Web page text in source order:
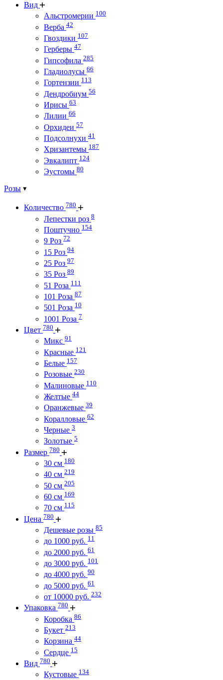
Вид
Альстромерии 100
Верба 42
Гвоздики 107
Герберы 47
Гипсофила 285
Гладиолусы 66
Гортензии 113
Дендробиум 56
Ирисы 63
Лилии 66
Орхидеи 57
Подсолнухи 41
Хризантемы 187
Эвкалипт 124
Эустомы 80
Розы
Количество 780
Лепестки роз 8
Поштучно 154
9 Роз 72
15 Роз 94
25 Роз 97
35 Роз 89
51 Роза 111
101 Роза 87
501 Роза 10
1001 Роза 7
Цвет 780
Микс 91
Красные 121
Белые 157
Розовые 230
Малиновые 110
Желтые 44
Оранжевые 39
Коралловые 62
Черные 3
Золотые 5
Размер 780
30 см 180
40 см 219
50 см 205
60 см 169
70 см 115
Цена 780
Дешевые розы 85
до 1000 руб. 11
до 2000 руб. 61
до 3000 руб. 101
до 4000 руб. 90
до 5000 руб. 61
от 10000 руб. 232
Упаковка 780
Коробка 86
Букет 213
Корзина 44
Сердце 15
Вид 780
Кустовые 134